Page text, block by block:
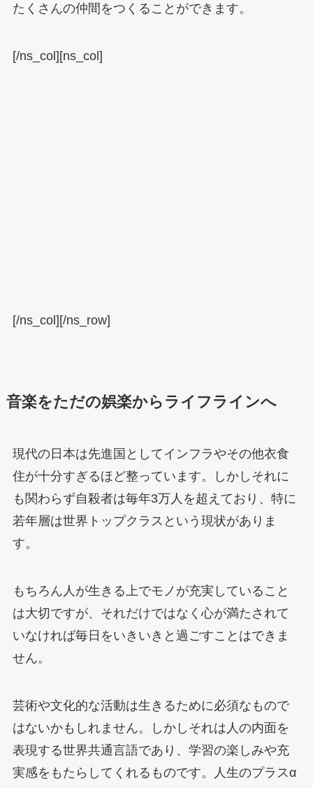
たくさんの仲間をつくることができます。
[/ns_col][ns_col]
[/ns_col][/ns_row]
音楽をただの娯楽からライフラインへ
現代の日本は先進国としてインフラやその他衣食
住が十分すぎるほど整っています。しかしそれに
も関わらず自殺者は毎年3万人を超えており、特に
若年層は世界トップクラスという現状がありま
す。
もちろん人が生きる上でモノが充実していること
は大切ですが、それだけではなく心が満たされて
いなければ毎日をいきいきと過ごすことはできま
せん。
芸術や文化的な活動は生きるために必須なもので
はないかもしれません。しかしそれは人の内面を
表現する世界共通言語であり、学習の楽しみや充
実感をもたらしてくれるものです。人生のプラスα